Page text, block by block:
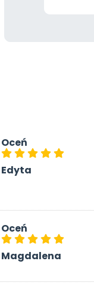
Oceń
Edyta
Oceń
Magdalena